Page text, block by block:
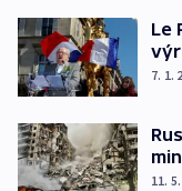
Le
7. 1.
11.